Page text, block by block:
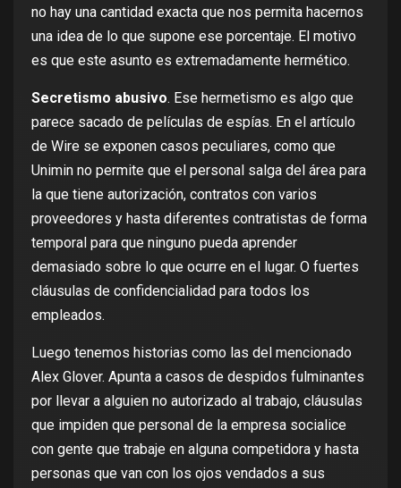
no hay una cantidad exacta que nos permita hacernos
una idea de lo que supone ese porcentaje. El motivo
es que este asunto es extremadamente hermético.
Secretismo abusivo. Ese hermetismo es algo que
parece sacado de películas de espías. En el artículo
de Wire se exponen casos peculiares, como que
Unimin no permite que el personal salga del área para
la que tiene autorización, contratos con varios
proveedores y hasta diferentes contratistas de forma
temporal para que ninguno pueda aprender
demasiado sobre lo que ocurre en el lugar. O fuertes
cláusulas de confidencialidad para todos los
empleados.
Luego tenemos historias como las del mencionado
Alex Glover. Apunta a casos de despidos fulminantes
por llevar a alguien no autorizado al trabajo, cláusulas
que impiden que personal de la empresa socialice
con gente que trabaje en alguna competidora y hasta
personas que van con los ojos vendados a sus